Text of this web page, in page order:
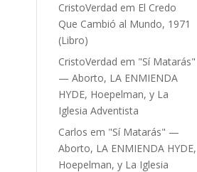
CristoVerdad em El Credo
Que Cambió al Mundo, 1971
(Libro)
CristoVerdad em "Sí Matarás"
— Aborto, LA ENMIENDA
HYDE, Hoepelman, y La
Iglesia Adventista
Carlos em "Sí Matarás" —
Aborto, LA ENMIENDA HYDE,
Hoepelman, y La Iglesia